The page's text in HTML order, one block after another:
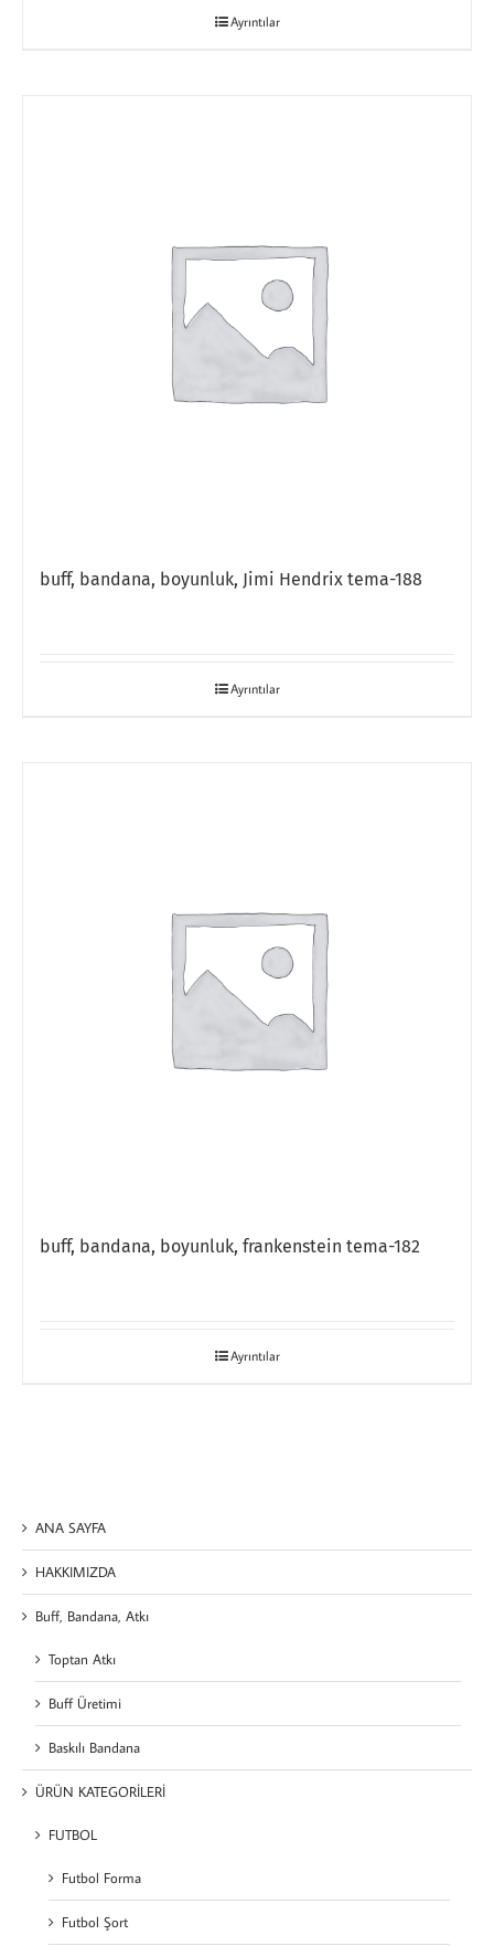
Ayrıntılar
buff, bandana, boyunluk, Jimi Hendrix tema-188
Ayrıntılar
buff, bandana, boyunluk, frankenstein tema-182
Ayrıntılar
ANA SAYFA
HAKKIMIZDA
Buff, Bandana, Atkı
Toptan Atkı
Buff Üretimi
Baskılı Bandana
ÜRÜN KATEGORİLERİ
FUTBOL
Futbol Forma
Futbol Şort